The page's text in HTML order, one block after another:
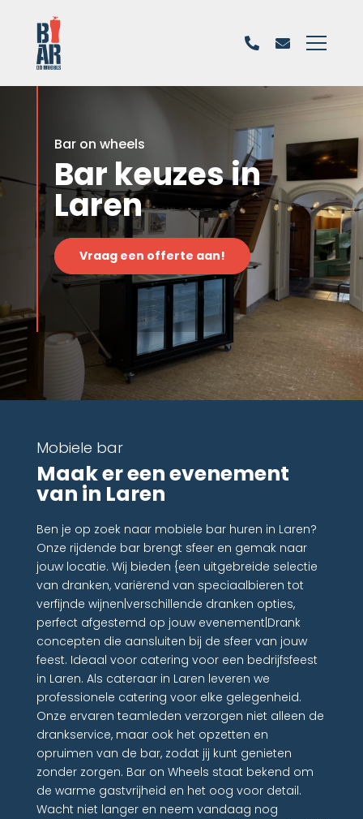
Bar on wheels
Bar keuzes in
Laren
Vraag een offerte aan!
Mobiele bar
Maak er een evenement
van in Laren
Ben je op zoek naar mobiele bar huren in Laren?
Onze rijdende bar brengt sfeer en gemak naar
jouw locatie. Wij bieden {een uitgebreide selectie
van dranken, variërend van speciaalbieren tot
verfijnde wijnen|verschillende dranken opties,
perfect afgestemd op jouw evenement|Drank
concepten die aansluiten bij de sfeer van jouw
feest. Ideaal voor catering voor een bedrijfsfeest
in Laren. Als cateraar in Laren leveren we
professionele catering voor elke gelegenheid.
Onze ervaren teamleden verzorgen niet alleen de
drankservice, maar ook het opzetten en
opruimen van de bar, zodat jij kunt genieten
zonder zorgen. Bar on Wheels staat bekend om
de warme gastvrijheid en het oog voor detail.
Wacht niet langer en neem vandaag nog